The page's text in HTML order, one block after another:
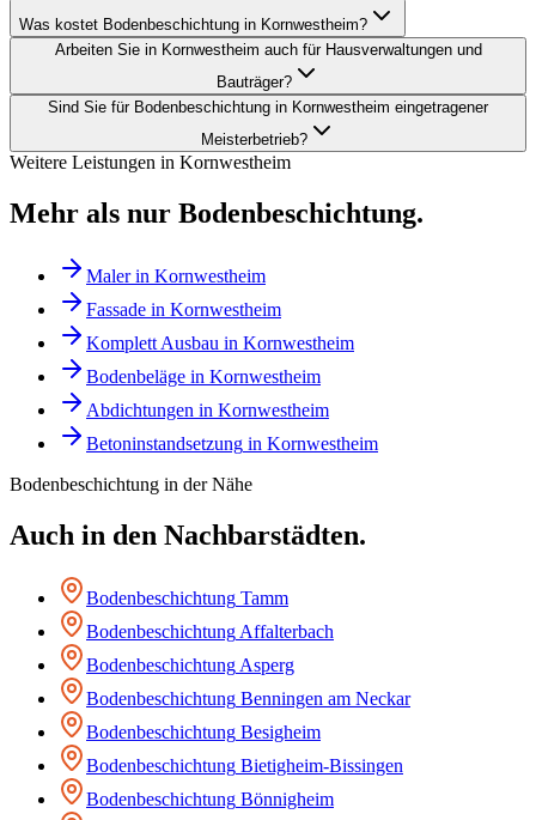
Was kostet Bodenbeschichtung in Kornwestheim?
Arbeiten Sie in Kornwestheim auch für Hausverwaltungen und
Bauträger?
Sind Sie für Bodenbeschichtung in Kornwestheim eingetragener
Meisterbetrieb?
Weitere Leistungen in Kornwestheim
Mehr als nur Bodenbeschichtung.
Malerin Kornwestheim
Fassade in Kornwestheim
Komplett Ausbau in Kornwestheim
Bodenbeläge in Kornwestheim
Abdichtungen in Kornwestheim
Betoninstandsetzung in Kornwestheim
Bodenbeschichtung in der Nähe
Auch in den Nachbarstädten.
Bodenbeschichtung Tamm
Bodenbeschichtung Affalterbach
Bodenbeschichtung Asperg
Bodenbeschichtung Benningen am Neckar
Bodenbeschichtung Besigheim
Bodenbeschichtung Bietigheim-Bissingen
Bodenbeschichtung Bönnigheim